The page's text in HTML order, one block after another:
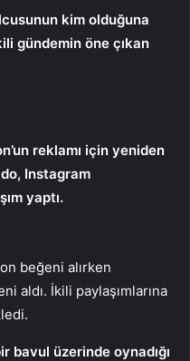
kim olduğuna
gündemin öne çıkan
reklamı için yeniden
Instagram
yaptı.
beğeni alırken
aldı. İkili paylaşımlarına
bavul üzerinde oynadığı